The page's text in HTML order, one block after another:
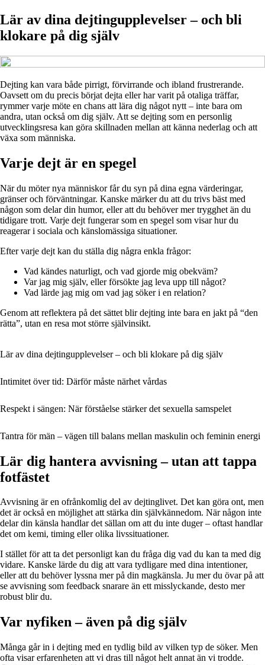
Lär av dina dejtingupplevelser – och bli
klokare på dig själv
Dejting kan vara både pirrigt, förvirrande och ibland frustrerande.
Oavsett om du precis börjat dejta eller har varit på otaliga träffar,
rymmer varje möte en chans att lära dig något nytt – inte bara om
andra, utan också om dig själv. Att se dejting som en personlig
utvecklingsresa kan göra skillnaden mellan att känna nederlag och att
växa som människa.
Varje dejt är en spegel
När du möter nya människor får du syn på dina egna värderingar,
gränser och förväntningar. Kanske märker du att du trivs bäst med
någon som delar din humor, eller att du behöver mer trygghet än du
tidigare trott. Varje dejt fungerar som en spegel som visar hur du
reagerar i sociala och känslomässiga situationer.
Efter varje dejt kan du ställa dig några enkla frågor:
Vad kändes naturligt, och vad gjorde mig obekväm?
Var jag mig själv, eller försökte jag leva upp till något?
Vad lärde jag mig om vad jag söker i en relation?
Genom att reflektera på det sättet blir dejting inte bara en jakt på “den
rätta”, utan en resa mot större självinsikt.
Lär av dina dejtingupplevelser – och bli klokare på dig själv
Intimitet över tid: Därför måste närhet vårdas
Respekt i sängen: När förståelse stärker det sexuella samspelet
Tantra för män – vägen till balans mellan maskulin och feminin energi
Lär dig hantera avvisning – utan att tappa
fotfästet
Avvisning är en ofrånkomlig del av dejtinglivet. Det kan göra ont, men
det är också en möjlighet att stärka din självkännedom. När någon inte
delar din känsla handlar det sällan om att du inte duger – oftast handlar
det om kemi, timing eller olika livssituationer.
I stället för att ta det personligt kan du fråga dig vad du kan ta med dig
vidare. Kanske lärde du dig att vara tydligare med dina intentioner,
eller att du behöver lyssna mer på din magkänsla. Ju mer du övar på att
se avvisning som feedback snarare än ett misslyckande, desto mer
robust blir du.
Var nyfiken – även på dig själv
Många går in i dejting med en tydlig bild av vilken typ de söker. Men
ofta visar erfarenheten att vi dras till något helt annat än vi trodde.